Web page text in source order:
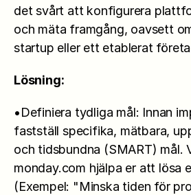
det svårt att konfigurera
och mäta framgång, oavsett
startup eller ett etablerat
Lösning:
•Definiera tydliga mål: Innan
fastställ specifika, mätbara,
och tidsbundna (SMART) mål.
monday.com hjälpa er att lösa
(Exempel: "Minska tiden för